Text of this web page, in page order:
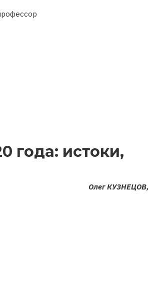
года: истоки,
Олег КУЗНЕЦОВ,